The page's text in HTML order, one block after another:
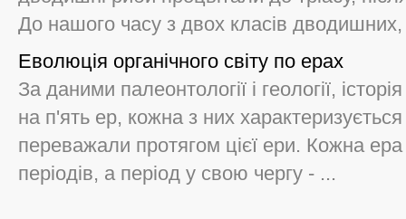
До нашого часу з двох класів дводишних,
Еволюція органічного світу по ерах
За даними палеонтології і геології,
на п'ять ер, кожна з них
переважали протягом цієї ери. Кожна ера
періодів, а період у свою чергу - ...